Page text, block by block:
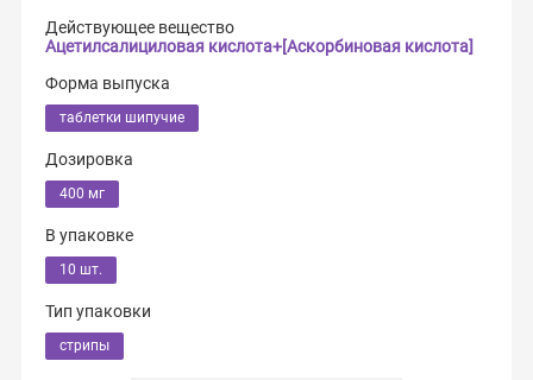
Действующее вещество
Ацетилсалициловая кислота+[Аскорбиновая кислота]
Форма выпуска
таблетки шипучие
Дозировка
400 мг
В упаковке
10 шт.
Тип упаковки
стрипы